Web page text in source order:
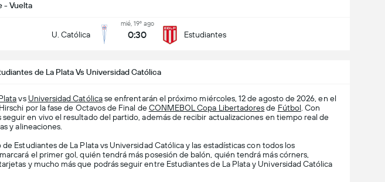
- Vuelta
U. Católica
mié, 19º ago
0:30 Estudiantes
de La Plata Vs Universidad Católica
vs Universidad Católicase enfrentarán el próximo miércoles, 12 de agosto de 2026, en el
por la fase de Octavos de Final deCONMEBOL Copa Libertadoresde Fútbol . Con
en vivo el resultado del partido, además de recibir actualizaciones en tiempo real de
y alineaciones.
Estudiantes de La Plata vs Universidad Católica y las estadísticas con todos los
el primer gol, quién tendrá más posesión de balón, quién tendrá más córners,
y mucho más que podrás seguir entre Estudiantes de La Plata y Universidad Católica